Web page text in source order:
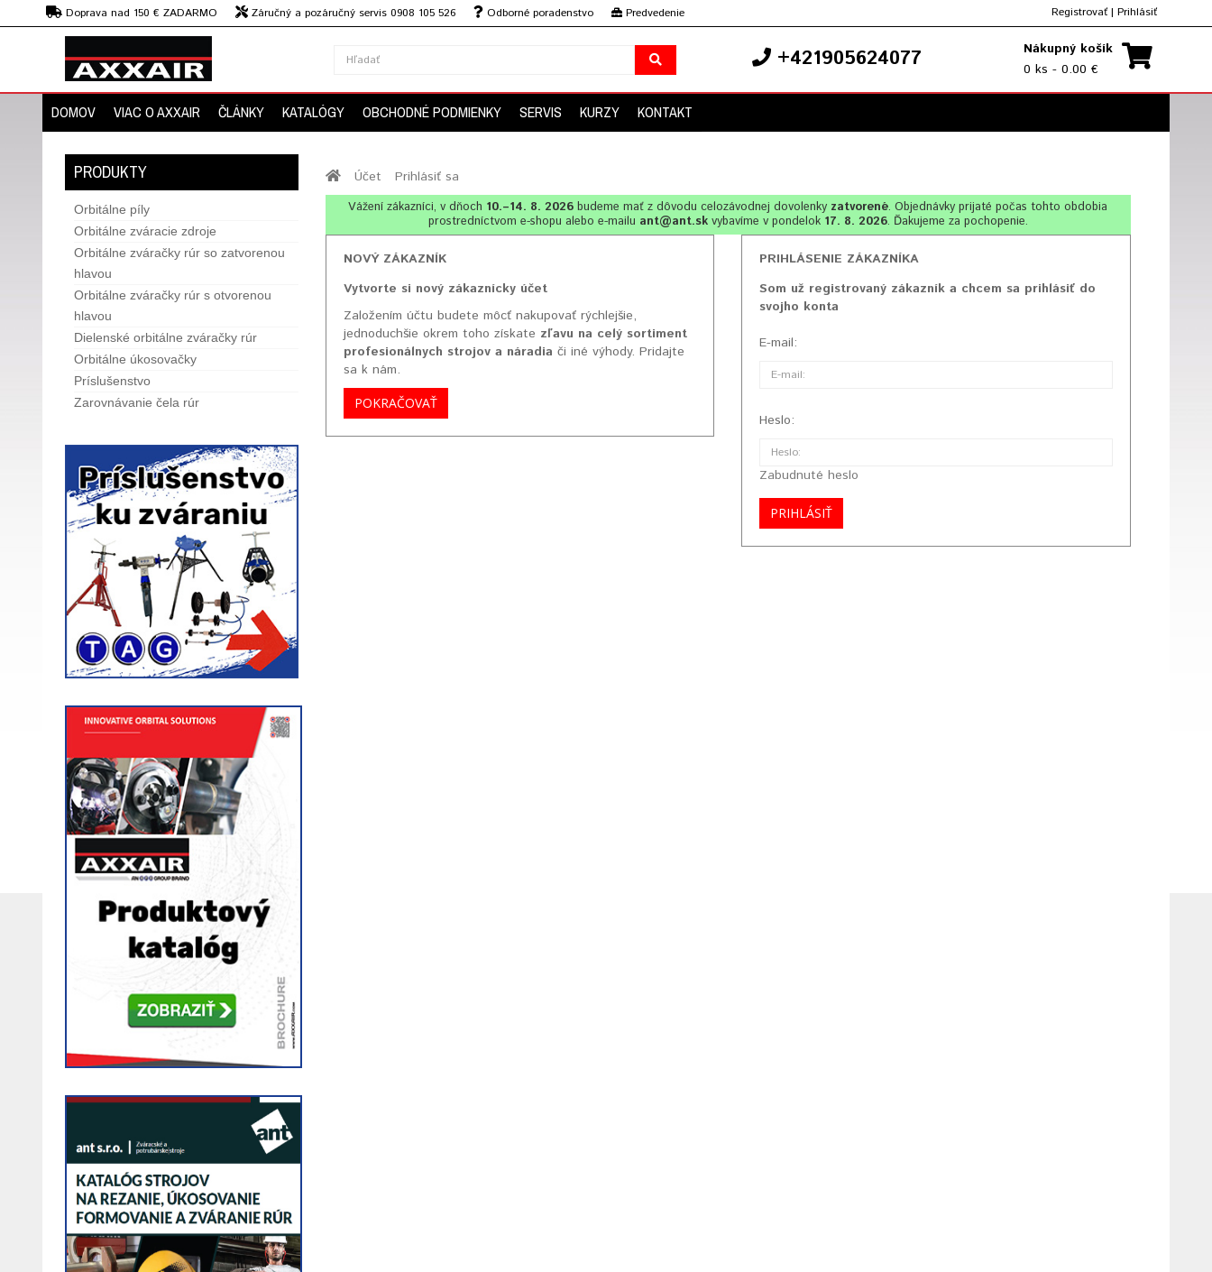
Doprava nad 150 € ZADARMO Záručný a pozáručný servis 0908 105 526 Odborné poradenstvo
Predvedenie
strojov
Registrovať | Prihlásiť
+421905624077
Nákupný košík
0 ks - 0.00 €
DOMOV VIAC O AXXAIR ČLÁNKY KATALÓGY OBCHODNÉ PODMIENKY SERVIS KURZY KONTAKT
PRODUKTY
Orbitálne píly
Orbitálne zváracie zdroje
Orbitálne zváračky rúr so zatvorenou
hlavou
Orbitálne zváračky rúr s otvorenou
hlavou
Dielenské orbitálne zváračky rúr
Orbitálne úkosovačky
Príslušenstvo
Zarovnávanie čela rúr
Účet Prihlásiť sa
Vážení zákazníci, v dňoch 10.–14. 8. 2026 budeme mať z dôvodu celozávodnej dovolenky zatvorené. Objednávky prijaté počas tohto obdobia
prostredníctvom e-shopu alebo e-mailu ant@ant.skvybavíme v pondelok 17. 8. 2026. Ďakujeme za pochopenie.
NOVÝ ZÁKAZNÍK
Vytvorte si nový zákaznícky účet
Založením účtu budete môcť nakupovať rýchlejšie,
jednoduchšie okrem toho získate zľavu na celý sortiment
profesionálnych strojov a náradia či iné výhody. Pridajte
sa k nám.
POKRAČOVAŤ
PRIHLÁSENIE ZÁKAZNÍKA
Som už registrovaný zákazník a chcem sa prihlásiť do
svojho konta
E-mail:
Heslo:
Zabudnuté heslo